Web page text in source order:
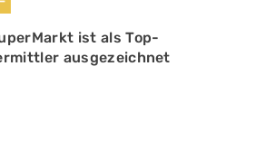
ist als Top-
ausgezeichnet